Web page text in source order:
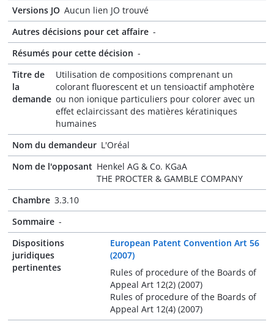
Versions JO Aucun lien JO trouvé
Autres décisions pour cet affaire -
Résumés pour cette décision -
Titre de
la
demande
Utilisation de compositions comprenant un
colorant fluorescent et un tensioactif amphotère
ou non ionique particuliers pour colorer avec un
effet eclaircissant des matières kératiniques
humaines
Nom du demandeur L'Oréal
Nom de l'opposant Henkel AG & Co. KGaA
THE PROCTER & GAMBLE COMPANY
Chambre 3.3.10
Sommaire -
Dispositions
juridiques
pertinentes
European Patent Convention Art 56
(2007)
Rules of procedure of the Boards of
Appeal Art 12(2) (2007)
Rules of procedure of the Boards of
Appeal Art 12(4) (2007)